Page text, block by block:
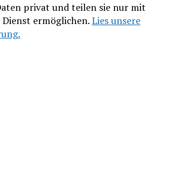
privat und teilen sie nur mit
ermöglichen.Lies unsere